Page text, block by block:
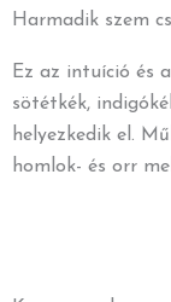
Harmadik szem
Ez az intuíció és
sötétkék,
helyezkedik el.
homlok- és orr